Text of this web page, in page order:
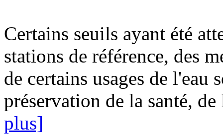
Certains seuils ayant été
stations de référence, des
de certains usages de l'eau
préservation de la santé,
plus]